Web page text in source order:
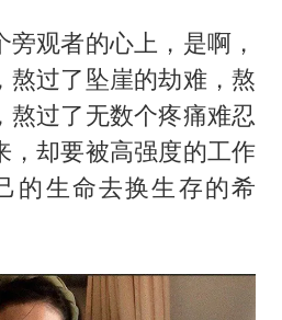
观者的心上，是啊，
熬过了坠崖的劫难，熬
熬过了无数个疼痛难忍
，却要被高强度的工作
的生命去换生存的希